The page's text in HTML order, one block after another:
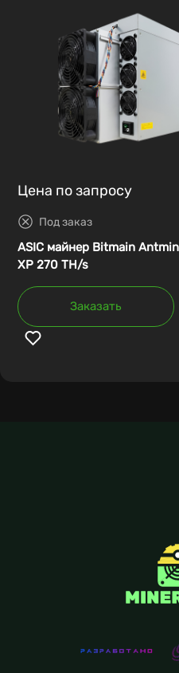
Цена по запросу
Под заказ
ASIC майнер Bitmain
XP 270 TH/s
Заказать